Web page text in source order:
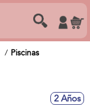
Piscinas
2 Años